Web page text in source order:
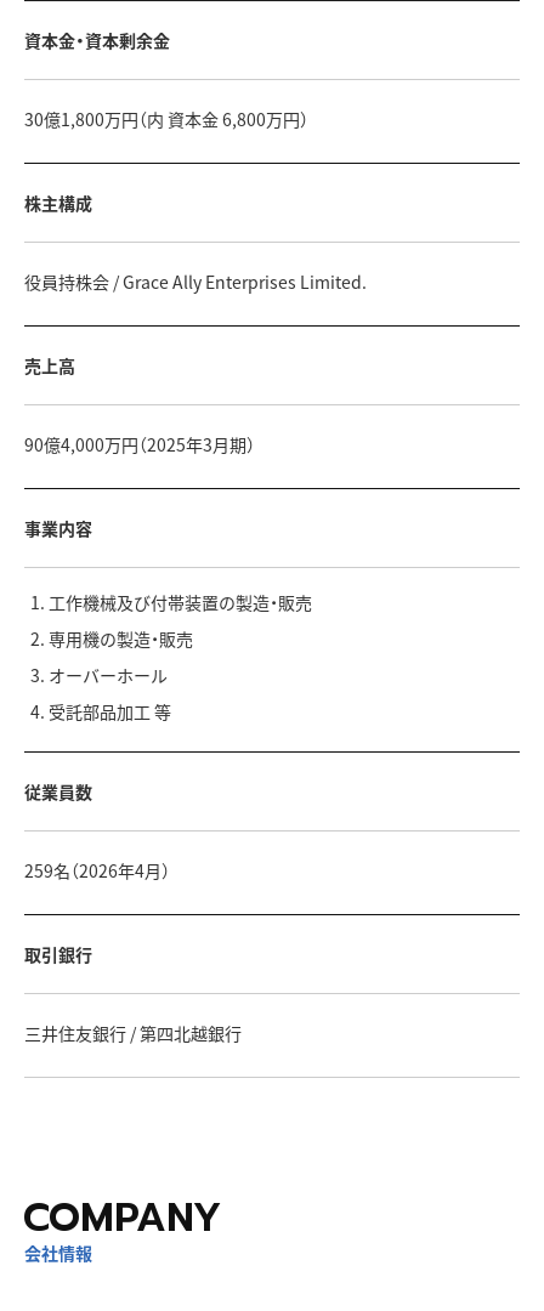
資本金・資本剰余金
30億1,800万円（内 資本金 6,800万円）
株主構成
役員持株会 / Grace Ally Enterprises Limited.
売上高
90億4,000万円（2025年3月期）
事業内容
工作機械及び付帯装置の製造・販売
専用機の製造・販売
オーバーホール
受託部品加工 等
従業員数
259名（2026年4月）
取引銀行
三井住友銀行 / 第四北越銀行
会社情報